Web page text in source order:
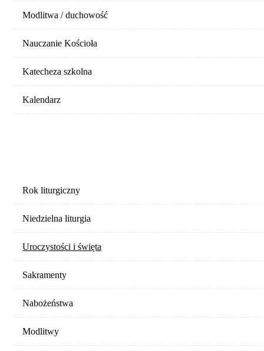
Modlitwa / duchowość
Nauczanie Kościoła
Katecheza szkolna
Kalendarz
Rok liturgiczny
Niedzielna liturgia
Uroczystości i święta
Sakramenty
Nabożeństwa
Modlitwy